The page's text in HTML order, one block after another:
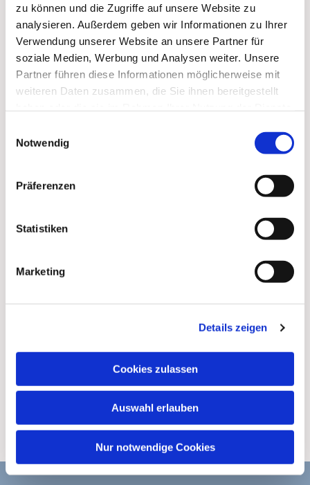
zu können und die Zugriffe auf unsere Website zu
analysieren. Außerdem geben wir Informationen zu Ihrer
Verwendung unserer Website an unsere Partner für
soziale Medien, Werbung und Analysen weiter. Unsere
Partner führen diese Informationen möglicherweise mit
weiteren Daten zusammen, die Sie ihnen bereitgestellt
Notwendig
Präferenzen
Statistiken
Marketing
Details zeigen
Cookies zulassen
Auswahl erlauben
Nur notwendige Cookies
Dies könnte Sie auch interessieren